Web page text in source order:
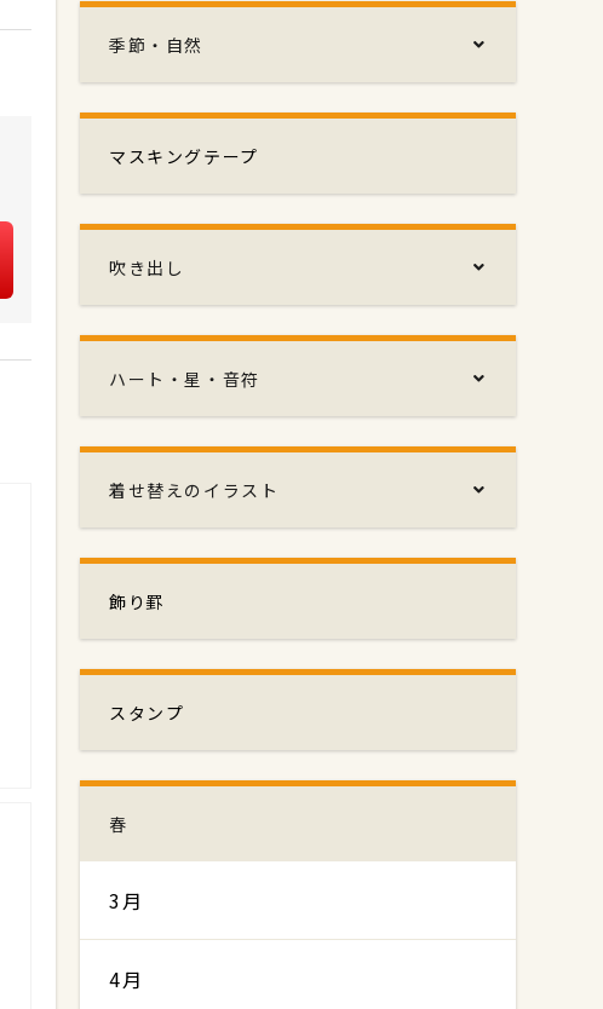
季節・自然
マスキングテープ
吹き出し
ハート・星・音符
着せ替えのイラスト
飾り罫
スタンプ
春
3月
4月